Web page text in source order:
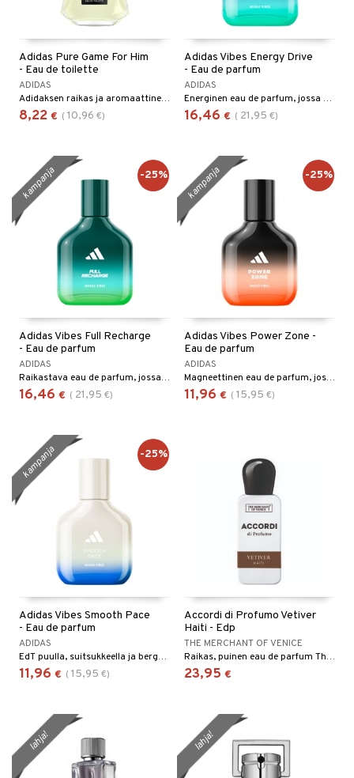
Adidas Pure Game For Him
- Eau de toilette
ADIDAS
Adidaksen raikas ja aromaattinen eau de toilette
8,22 € ( 10,96 €)
Adidas Vibes Energy Drive
- Eau de parfum
ADIDAS
Energinen eau de parfum, jossa on appelsiinin, kardemumman ja roseepippurin tuoksu.
16,46 € ( 21,95 €)
Adidas Vibes Full Recharge
- Eau de parfum
ADIDAS
Raikastava eau de parfum, jossa on vihreä tuoksu
16,46 € ( 21,95 €)
kampanja -25%
Adidas Vibes Power Zone -
Eau de parfum
ADIDAS
Magneettinen eau de parfum, jossa on oudin ja luumun vivahteita.
11,96 € ( 15,95 €)
kampanja -25%
Adidas Vibes Smooth Pace
- Eau de parfum
ADIDAS
EdT puulla, suitsukkeella ja bergamotilla
11,96 € ( 15,95 €)
kampanja -25%
Accordi di Profumo Vetiver
Haiti - Edp
THE MERCHANT OF VENICE
Raikas, puinen eau de parfum The Merchant of Venice -tuotemerkiltä
23,95 €
lahja! lahja!